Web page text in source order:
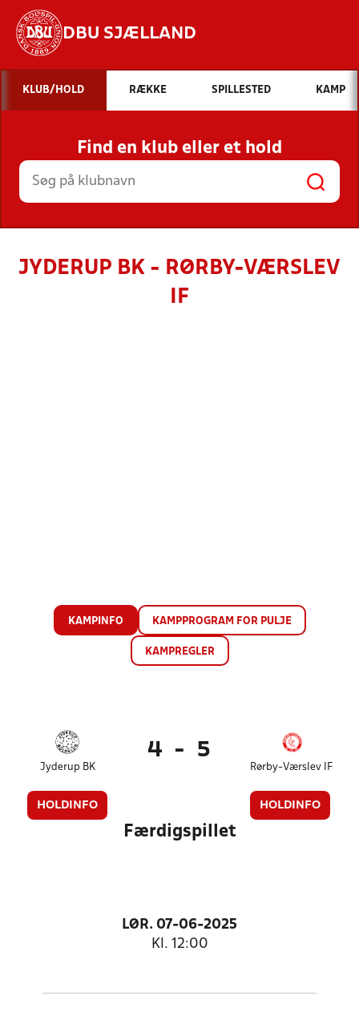
DBU SJÆLLAND
Hvad vil du søge efter?
INDHOLD OG NYHEDER
STILLINGER, RESULTATER, KLUBBER OG
HOLD
KLUB/HOLD RÆKKE SPILLESTED KAMP
Find en klub eller et hold
JYDERUP BK - RØRBY-VÆRSLEV
IF
KAMPINFO KAMPPROGRAM FOR PULJE
KAMPREGLER
Jyderup BK
HOLDINFO
4 - 5
Rørby-Værslev IF
HOLDINFO
Færdigspillet
LØR. 07-06-2025
Kl. 12:00